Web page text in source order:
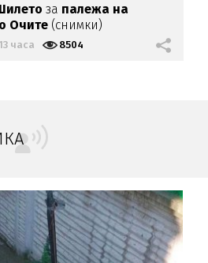
за палежа на
Очите (снимки)
часа 8504